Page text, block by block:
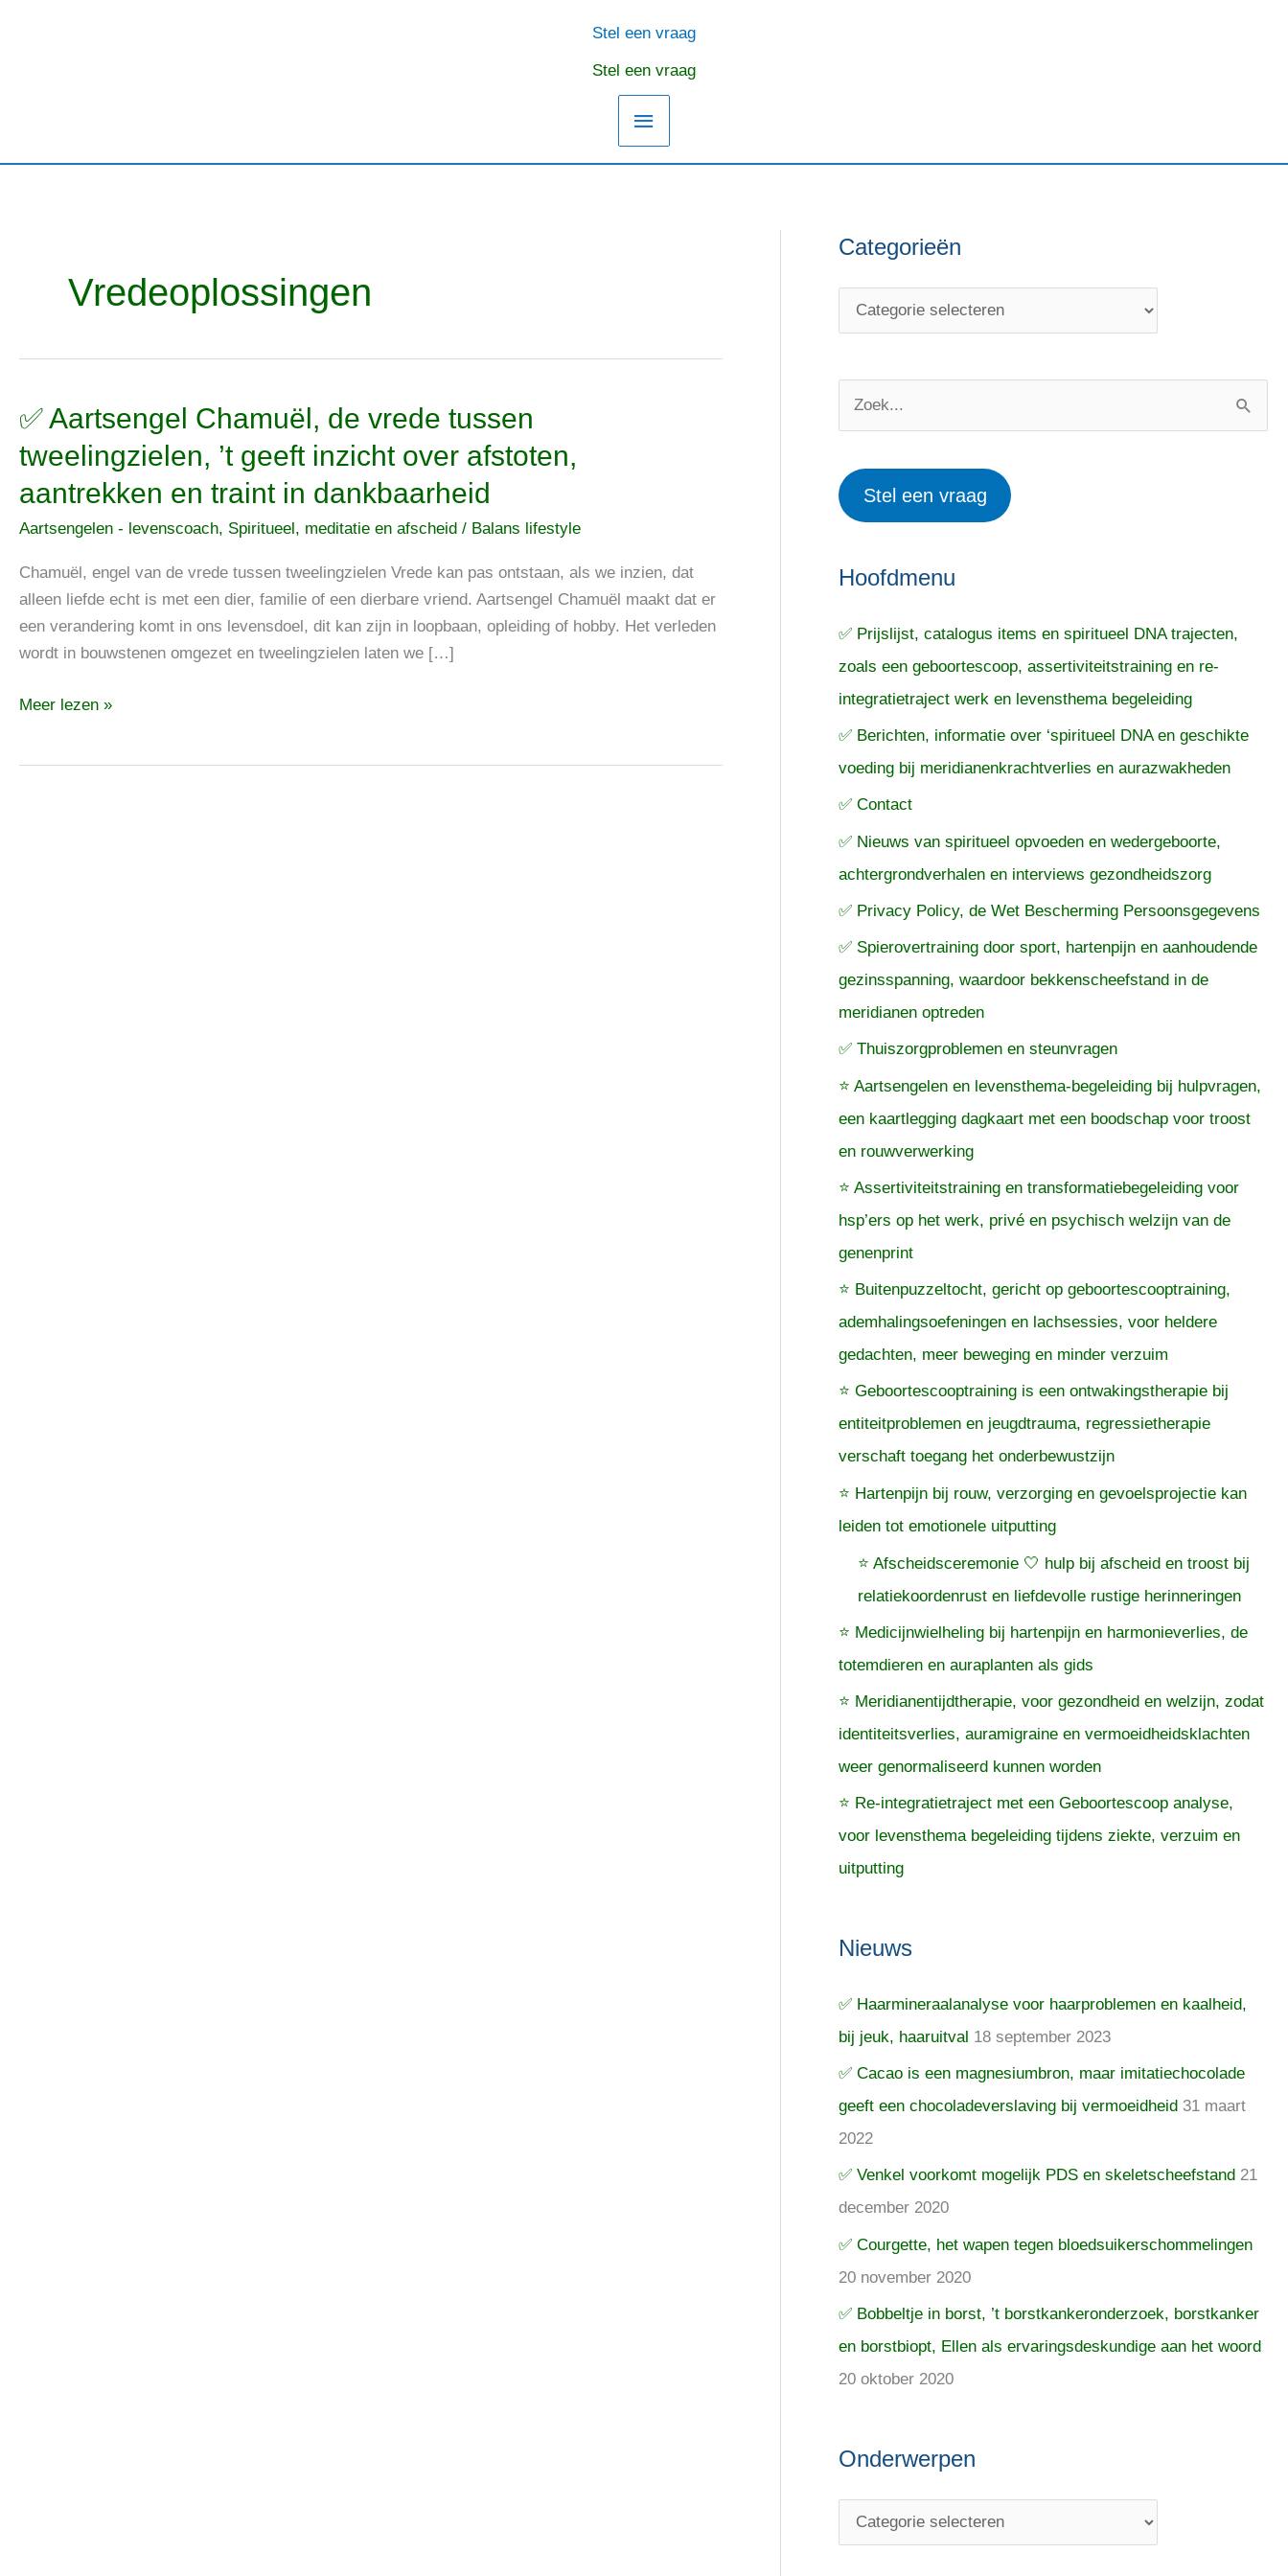
Hoofdmenu
Stel een vraag
Stel een vraag
Vredeoplossingen
✅ Aartsengel Chamuël, de vrede tussen
tweelingzielen, ’t geeft inzicht over afstoten,
aantrekken en traint in dankbaarheid
Aartsengelen - levenscoach, Spiritueel, meditatie en afscheid / Balans lifestyle
Chamuël, engel van de vrede tussen tweelingzielen Vrede kan pas ontstaan, als we inzien, dat
alleen liefde echt is met een dier, familie of een dierbare vriend. Aartsengel Chamuël maakt dat er
een verandering komt in ons levensdoel, dit kan zijn in loopbaan, opleiding of hobby. Het verleden
wordt in bouwstenen omgezet en tweelingzielen laten we […]
✅
Chamuël,
de
vrede
tweelingzielen,
’t
geeft
inzicht
afstoten,
en
Meer lezen »
Categorieën
C
e
n
e
k
a
r
:
Stel een vraag
Hoofdmenu
✅ Prijslijst, catalogus items en spiritueel DNA trajecten,
zoals een geboortescoop, assertiviteitstraining en re-
integratietraject werk en levensthema begeleiding
✅ Berichten, informatie over ‘spiritueel DNA en geschikte
voeding bij meridianenkrachtverlies en aurazwakheden
✅ Contact
✅ Nieuws van spiritueel opvoeden en wedergeboorte,
achtergrondverhalen en interviews gezondheidszorg
✅ Privacy Policy, de Wet Bescherming Persoonsgegevens
✅ Spierovertraining door sport, hartenpijn en aanhoudende
gezinsspanning, waardoor bekkenscheefstand in de
meridianen optreden
✅ Thuiszorgproblemen en steunvragen
⭐ Aartsengelen en levensthema-begeleiding bij hulpvragen,
een kaartlegging dagkaart met een boodschap voor troost
en rouwverwerking
⭐ Assertiviteitstraining en transformatiebegeleiding voor
hsp’ers op het werk, privé en psychisch welzijn van de
genenprint
⭐ Buitenpuzzeltocht, gericht op geboortescooptraining,
ademhalingsoefeningen en lachsessies, voor heldere
gedachten, meer beweging en minder verzuim
⭐ Geboortescooptraining is een ontwakingstherapie bij
entiteitproblemen en jeugdtrauma, regressietherapie
verschaft toegang het onderbewustzijn
⭐ Hartenpijn bij rouw, verzorging en gevoelsprojectie kan
leiden tot emotionele uitputting
⭐ Afscheidsceremonie 🤍 hulp bij afscheid en troost bij
relatiekoordenrust en liefdevolle rustige herinneringen
⭐ Medicijnwielheling bij hartenpijn en harmonieverlies, de
totemdieren en auraplanten als gids
⭐ Meridianentijdtherapie, voor gezondheid en welzijn, zodat
identiteitsverlies, auramigraine en vermoeidheidsklachten
weer genormaliseerd kunnen worden
⭐ Re-integratietraject met een Geboortescoop analyse,
voor levensthema begeleiding tijdens ziekte, verzuim en
uitputting
Nieuws
✅ Haarmineraalanalyse voor haarproblemen en kaalheid,
bij jeuk, haaruitval 18 september 2023
✅ Cacao is een magnesiumbron, maar imitatiechocolade
geeft een chocoladeverslaving bij vermoeidheid 31 maart
2022
✅ Venkel voorkomt mogelijk PDS en skeletscheefstand 21
december 2020
✅ Courgette, het wapen tegen bloedsuikerschommelingen
20 november 2020
✅ Bobbeltje in borst, ’t borstkankeronderzoek, borstkanker
en borstbiopt, Ellen als ervaringsdeskundige aan het woord
20 oktober 2020
Onderwerpen
O
p
n